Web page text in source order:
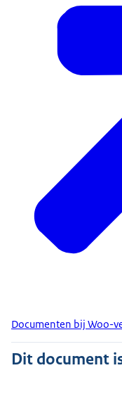
Documenten bij Woo-
Dit document